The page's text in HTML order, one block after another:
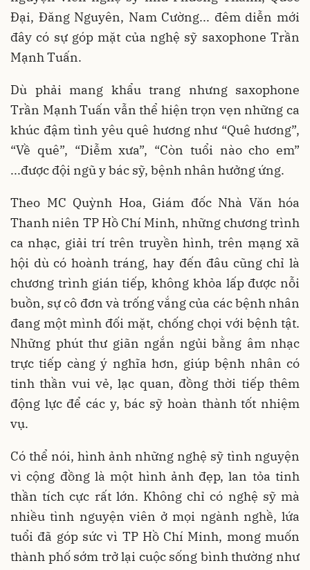
Đại, Đăng Nguyên, Nam Cường... đêm diễn mới
đây có sự góp mặt của nghệ sỹ saxophone Trần
Mạnh Tuấn.
Dù phải mang khẩu trang nhưng saxophone
Trần Mạnh Tuấn vẫn thể hiện trọn vẹn những ca
khúc đậm tình yêu quê hương như “Quê hương”,
“Về quê”, “Diễm xưa”, “Còn tuổi nào cho em”
...được đội ngũ y bác sỹ, bệnh nhân hưởng ứng.
Theo MC Quỳnh Hoa, Giám đốc Nhà Văn hóa
Thanh niên TP Hồ Chí Minh, những chương trình
ca nhạc, giải trí trên truyền hình, trên mạng xã
hội dù có hoành tráng, hay đến đâu cũng chỉ là
chương trình gián tiếp, không khỏa lấp được nỗi
buồn, sự cô đơn và trống vắng của các bệnh nhân
đang một mình đối mặt, chống chọi với bệnh tật.
Những phút thư giãn ngắn ngủi bằng âm nhạc
trực tiếp càng ý nghĩa hơn, giúp bệnh nhân có
tinh thần vui vẻ, lạc quan, đồng thời tiếp thêm
động lực để các y, bác sỹ hoàn thành tốt nhiệm
vụ.
Có thể nói, hình ảnh những nghệ sỹ tình nguyện
vì cộng đồng là một hình ảnh đẹp, lan tỏa tinh
thần tích cực rất lớn. Không chỉ có nghệ sỹ mà
nhiều tình nguyện viên ở mọi ngành nghề, lứa
tuổi đã góp sức vì TP Hồ Chí Minh, mong muốn
thành phố sớm trở lại cuộc sống bình thường như